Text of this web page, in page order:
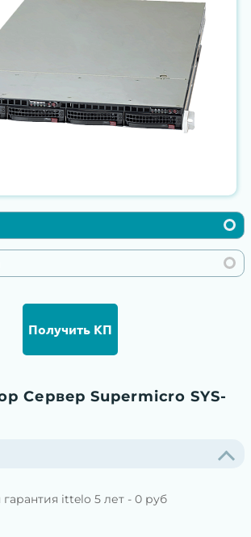
Получить КП
Сервер Supermicro SYS-
гарантия ittelo 5 лет - 0 руб